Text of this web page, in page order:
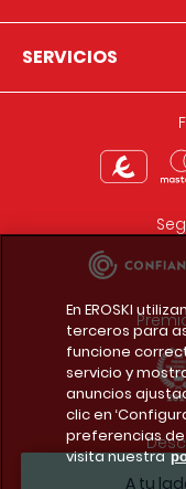
A tu
SERVICIOS
En EROSKI
terceros para
funcione
servicio y
anuncios
clic en
preferencias de
visita nuestra